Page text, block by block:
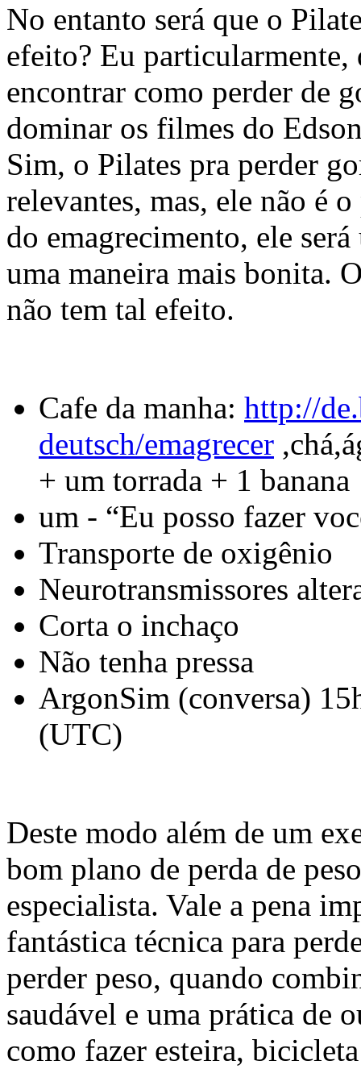
No entanto será que o
efeito? Eu
encontrar como perder de
dominar os filmes do
Sim, o Pilates pra perder
relevantes, mas, ele não é
do emagrecimento, ele
uma maneira mais bonita.
não tem tal efeito.
Cafe da manha: http://
deutsch/emagrecer
+ um torrada + 1 banana
um - “Eu posso fazer
Transporte de oxigênio
Neurotransmissores
Corta o inchaço
Não tenha pressa
ArgonSim (conversa)
(UTC)
Deste modo além de um
bom plano de perda de
especialista. Vale a pena
fantástica técnica para
perder peso, quando
saudável e uma prática de
como fazer esteira,